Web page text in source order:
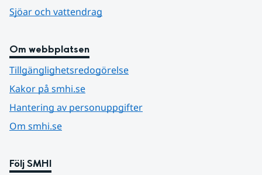
Sjöar och vattendrag
Om webbplatsen
Tillgänglighetsredogörelse
Kakor på smhi.se
Hantering av personuppgifter
Om smhi.se
Följ SMHI